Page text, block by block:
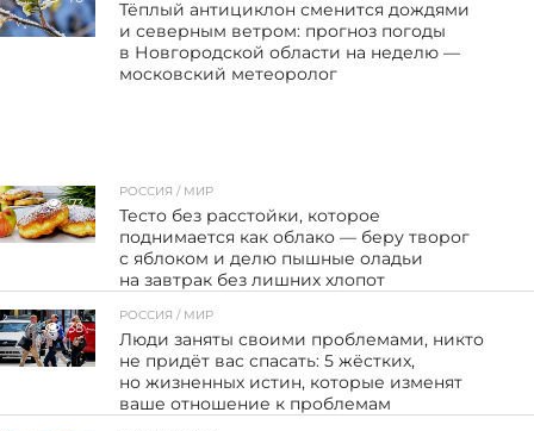
Тёплый антициклон сменится дождями
и северным ветром: прогноз погоды
в Новгородской области на неделю —
московский метеоролог
73
РОССИЯ / МИР
Тесто без расстойки, которое
поднимается как облако — беру творог
с яблоком и делю пышные оладьи
на завтрак без лишних хлопот
38
РОССИЯ / МИР
Люди заняты своими проблемами, никто
не придёт вас спасать: 5 жёстких,
но жизненных истин, которые изменят
ваше отношение к проблемам